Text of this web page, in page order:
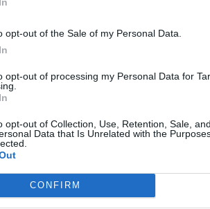
opt-out of the Sale of my Personal Data.
opt-out of processing my Personal Data for
opt-out of Collection, Use, Retention, Sale,
Data that Is Unrelated with the
CONFIRM
sugrįžta į šią vietą Kauno
aikštės atidarymas
24-ąją, kai miestiečiams ir
Ditties“ ir vienos ryškiausių
You“: